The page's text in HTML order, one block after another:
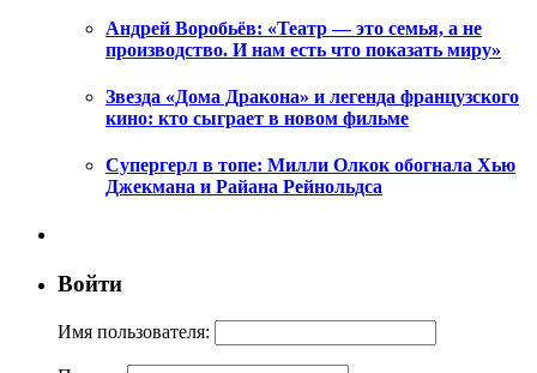
Андрей Воробьёв: «Театр — это семья, а не
производство. И нам есть что показать миру»
Звезда «Дома Дракона» и легенда французского
кино: кто сыграет в новом фильме
Супергерл в топе: Милли Олкок обогнала Хью
Джекмана и Райана Рейнольдса
Войти
Имя пользователя: